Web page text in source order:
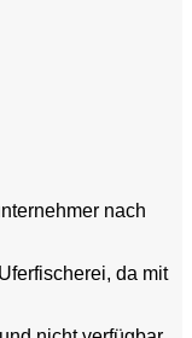
nach
da mit